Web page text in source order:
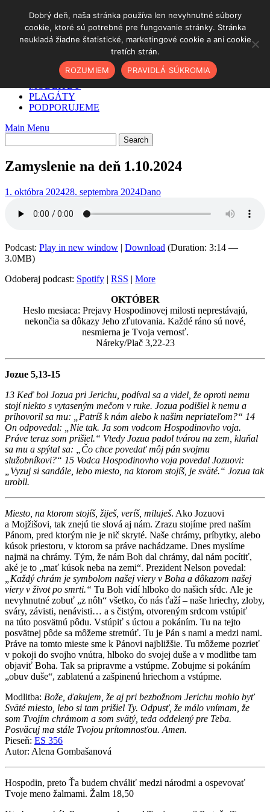
contentDOMOV
✓ AKO NA TO
PODCAST
PLAGÁTY
PODPORUJEME
Main Menu
Zamyslenie na deň 1.10.2024
1. októbra 202428. septembra 2024Dano
Podcast: Play in new window | Download (Duration: 3:14 —
3.0MB)
Odoberaj podcast: Spotify | RSS | More
OKTÓBER
Heslo mesiaca: Prejavy Hospodinovej milosti neprestávajú,
nekončia sa dôkazy Jeho zľutovania. Každé ráno sú nové,
nesmierna je Tvoja vernosť.
Náreky/Plač 3,22-23
Jozue 5,13-15
13 Keď bol Jozua pri Jerichu, podíval sa a videl, že oproti nemu
stojí niekto s vytaseným mečom v ruke. Jozua podišiel k nemu a
prihovoril sa mu: „Patríš k nám alebo k našim nepriateľom?“ 14
On odpovedal: „Nie tak. Ja som vodcom Hospodinovho voja.
Práve teraz som prišiel.“ Vtedy Jozua padol tvárou na zem, klaňal
sa mu a spýtal sa: „Čo chce povedať môj pán svojmu
služobníkovi?“ 15 Vodca Hospodinovho voja povedal Jozuovi:
„Vyzuj si sandále, lebo miesto, na ktorom stojíš, je sväté.“ Jozua tak
urobil.
Miesto, na ktorom stojíš, žiješ, veríš, miluješ. Ako Jozuovi
a Mojžišovi, tak znejú tie slová aj nám. Zrazu stojíme pred naším
Pánom, pred ktorým nie je nič skryté. Naše chrámy, príbytky, alebo
kúsok priestoru, v ktorom sa práve nachádzame. Dnes myslíme
najmä na chrámy. Tým, že nám Boh dal chrámy, dal nám pocítiť,
aké je to „mať kúsok neba na zemi“. Prezident Nelson povedal:
„Každý chrám je symbolom našej viery v Boha a dôkazom našej
viery v život po smrti.“ Tu Boh vidí hlboko do našich sŕdc. Ale je
nevyhnutné zobuť „z nôh“ všetko, čo nás ťaží – naše hriechy, zloby,
sváry, závisti, nenávisti… a s čistým, otvoreným srdcom vstúpiť
na túto posvätnú pôdu. Vstúpiť s úctou a pokáním. Tu na tejto
posvätnej pôde sa môžeme stretnúť. Tu je Pán s nami a medzi nami.
Práve na tomto mieste sme k Pánovi najbližšie. Tu môžeme pozrieť
v pokoji do svojho vnútra, hlboko do svojej duše a v modlitbe tam
objaviť Boha. Tak sa pripravme a vstúpme. Zobujme si pokáním
„obuv duše“, zablatenú a zašpinenú hriechom a vstúpme.
Modlitba: Bože, ďakujem, že aj pri bezbožnom Jerichu mohlo byť
Sväté miesto, lebo si tam prišiel Ty. Odpusť, že málo vnímam, že
som Tvojím chrámom a som svätý, teda oddelený pre Teba.
Posväcuj ma stále Tvojou prítomnosťou. Amen.
Pieseň: ES 356
Autor: Alena Gombašanová
Hospodin, preto Ťa budem chváliť medzi národmi a ospevovať
Tvoje meno žalmami. Žalm 18,50
Dobrý deň, naša stránka používa len nevyhnutné súbory
cookie, ktoré sú potrebné pre fungovanie stránky. Stránka
neukladá žiadne štatistické, marketingové cookie a ani cookie
tretích strán.
ROZUMIEM
PRAVIDLÁ SÚKROMIA